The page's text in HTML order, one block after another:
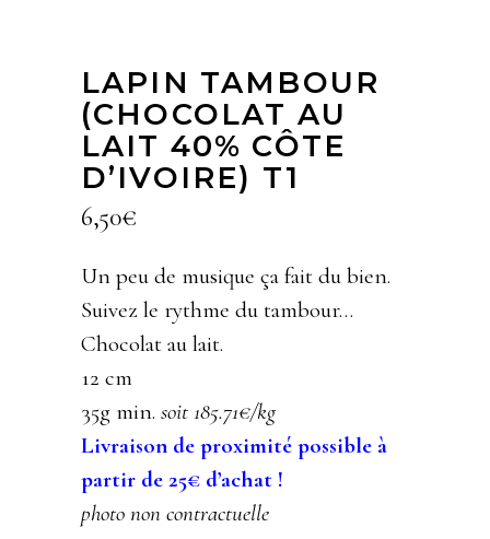
LAPIN TAMBOUR
(CHOCOLAT AU
LAIT 40% CÔTE
D’IVOIRE) T1
6,50€
Un peu de musique ça fait du bien.
Suivez le rythme du tambour…
Chocolat au lait.
12 cm
35g min. soit 185.71€/kg
Livraison de proximité possible à
partir de 25€ d’achat !
photo non contractuelle